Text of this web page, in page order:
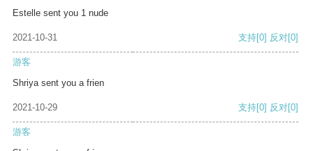
Estelle sent you 1 nude
2021-10-31 支持[0] 反对[0]
游客
Shriya sent you a frien
2021-10-29 支持[0] 反对[0]
游客